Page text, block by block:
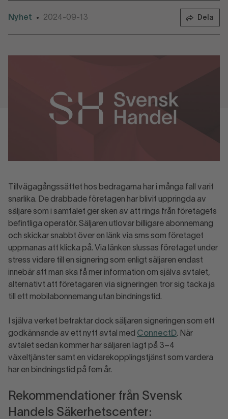
Nyhet • 2024-09-13 Dela
Tillvägagångssättet hos bedragarna har i många fall varit
snarlika. De drabbade företagen har blivit uppringda av
säljare som i samtalet ger sken av att ringa från företagets
befintliga operatör. Säljaren utlovar billigare abonnemang
och skickar snabbt över en länk via sms som företaget
uppmanas att klicka på. Via länken slussas företaget under
stress vidare till en signering som enligt säljaren endast
innebär att man ska få mer information om själva avtalet,
alternativt att företagaren via signeringen tror sig tacka ja
till ett mobilabonnemang utan bindningstid.
I själva verket betraktar dock säljaren signeringen som ett
godkännande av ett nytt avtal med ConnectD. När
avtalet sedan kommer har säljaren lagt på 3–4
växeltjänster samt en vidarekopplingstjänst som vardera
har en bindningstid på fem år.
Rekommendationer från Svensk
Handels Säkerhetscenter: